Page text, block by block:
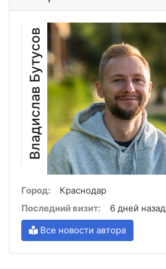
Владислав Бутусов
Город:
Краснодар
Последний визит:
6 дней назад
Все новости автора